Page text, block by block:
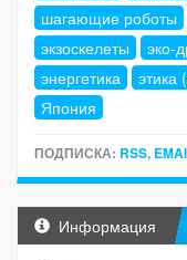
шагающие роботы
экзоскелеты
эко-
энергетика
этика
Япония
ПОДПИСКА: RSS,
Информация